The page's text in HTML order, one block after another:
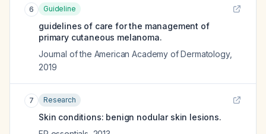
6 Guideline
guidelines of care for the management of
primary cutaneous melanoma.
Journal of the American Academy of Dermatology,
2019
7 Research
Skin conditions: benign nodular skin lesions.